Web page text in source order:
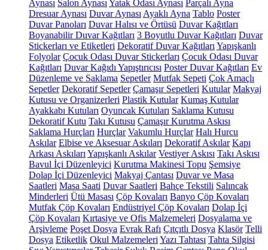
Aynası Salon Aynası Yatak Odası Aynası Parçalı Ayna
Dresuar Aynası Duvar Aynası Ayaklı Ayna Tablo Poster
Duvar Panoları Duvar Halısı ve Örtüsü Duvar Kağıtları
Boyanabilir Duvar Kağıtları 3 Boyutlu Duvar Kağıtları Duvar
Stickerları ve Etiketleri Dekoratif Duvar Kağıtları Yapışkanlı
Folyolar Çocuk Odası Duvar Stickerları Çocuk Odası Duvar
Kağıtları Duvar Kağıdı Yapıştırıcısı Poster Duvar Kağıtları Ev
Düzenleme ve Saklama Sepetler Mutfak Sepeti Çok Amaçlı
Sepetler Dekoratif Sepetler Çamaşır Sepetleri Kutular Makyaj
Kutusu ve Organizerleri Plastik Kutular Kumaş Kutular
Ayakkabı Kutuları Oyuncak Kutuları Saklama Kutusu
Dekoratif Kutu Takı Kutusu Çamaşır Kurutma Askısı
Saklama Hurçları Hurçlar Vakumlu Hurçlar Halı Hurcu
Askılar Elbise ve Aksesuar Askıları Dekoratif Askılar Kapı
Arkası Askıları Yapışkanlı Askılar Vestiyer Askısı Takı Askısı
Bavul İçi Düzenleyici Kurutma Makinesi Topu Şemsiye
Dolap İçi Düzenleyici Makyaj Çantası Duvar ve Masa
Saatleri Masa Saati Duvar Saatleri Bahçe Tekstili Salıncak
Minderleri Ütü Masası Çöp Kovaları Banyo Çöp Kovaları
Mutfak Çöp Kovaları Endüstriyel Çöp Kovaları Dolap İçi
Çöp Kovaları Kırtasiye ve Ofis Malzemeleri Dosyalama ve
Arşivleme Poşet Dosya Evrak Rafı Çıtçıtlı Dosya Klasör Telli
Dosya Etiketlik Okul Malzemeleri Yazı Tahtası Tahta Silgisi